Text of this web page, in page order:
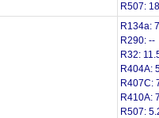
R507:
R134a:
R290: --
R32:
R404A:
R407C:
R410A:
R507: